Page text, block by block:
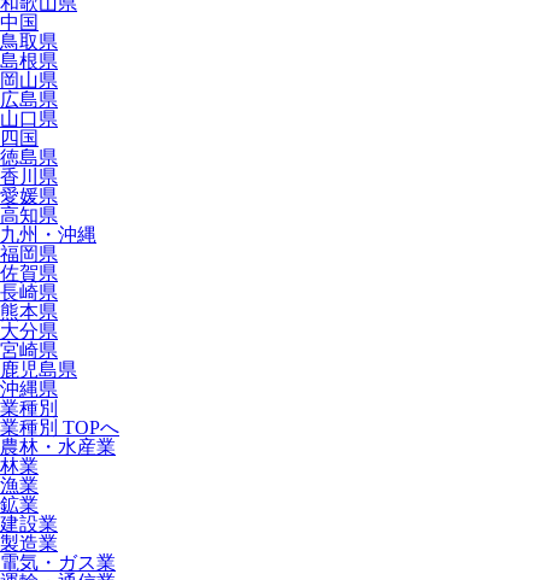
中国
鳥取県
島根県
岡山県
広島県
山口県
四国
徳島県
香川県
愛媛県
高知県
九州・沖縄
福岡県
佐賀県
長崎県
熊本県
大分県
宮崎県
鹿児島県
沖縄県
業種別
業種別 TOPへ
農林・水産業
林業
漁業
鉱業
建設業
製造業
電気・ガス業